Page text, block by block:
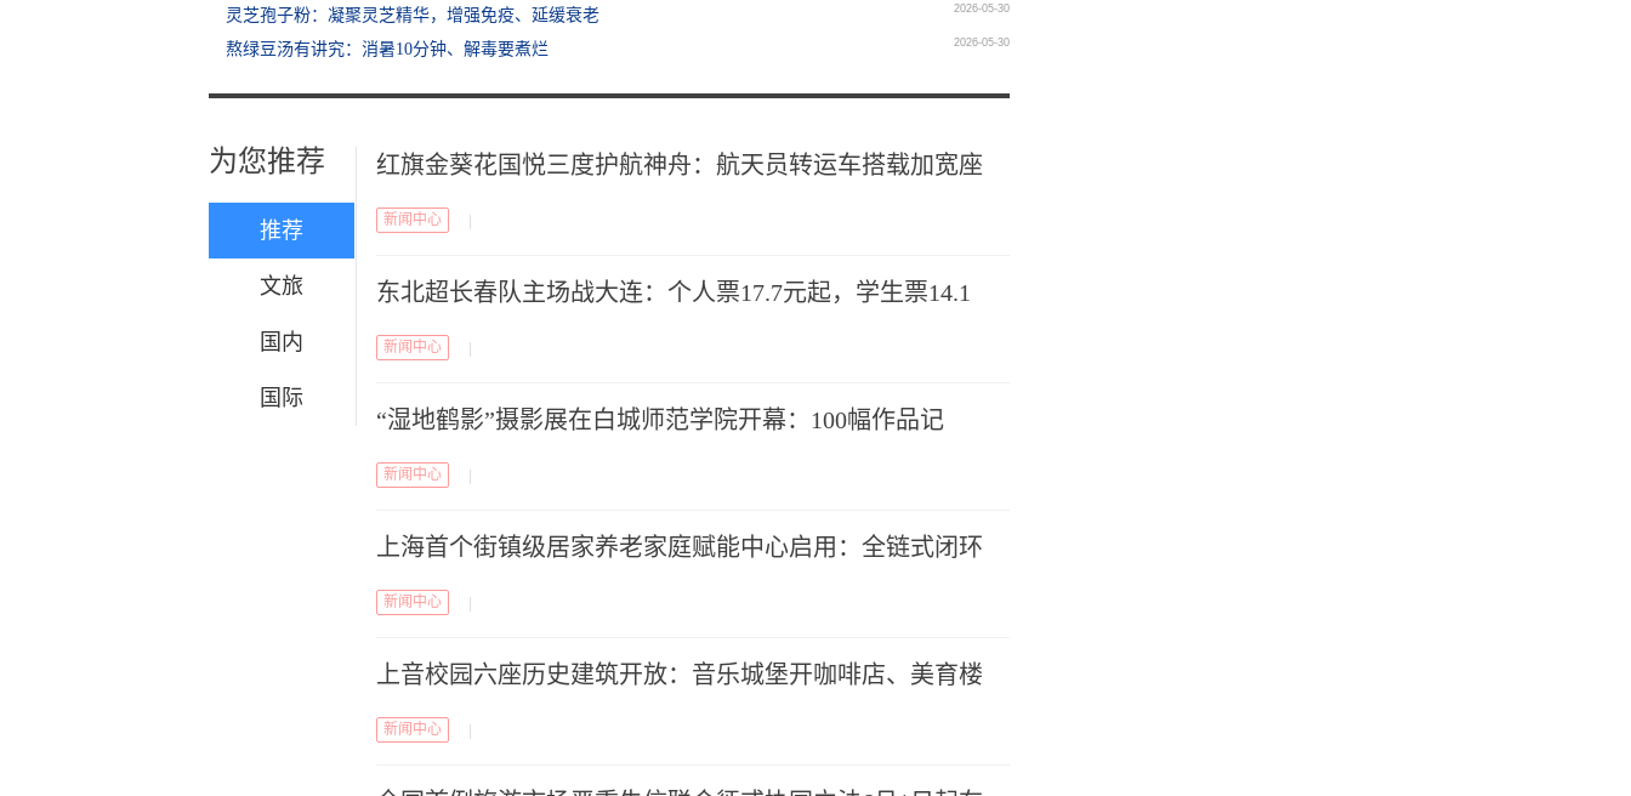
灵芝孢子粉：凝聚灵芝精华，增强免疫、延缓衰老 2026-05-30
熬绿豆汤有讲究：消暑10分钟、解毒要煮烂 2026-05-30
为您推荐
推荐
文旅
国内
国际
红旗金葵花国悦三度护航神舟：航天员转运车搭载加宽座
新闻中心
东北超长春队主场战大连：个人票17.7元起，学生票14.1
新闻中心
“湿地鹤影”摄影展在白城师范学院开幕：100幅作品记
新闻中心
上海首个街镇级居家养老家庭赋能中心启用：全链式闭环
新闻中心
上音校园六座历史建筑开放：音乐城堡开咖啡店、美育楼
新闻中心